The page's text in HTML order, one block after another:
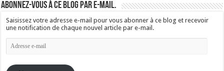
Abonnez-vous à ce blog par e-mail.
Saisissez votre adresse e-mail pour vous abonner à ce blog et recevoir
une notification de chaque nouvel article par e-mail.
Adresse
e-